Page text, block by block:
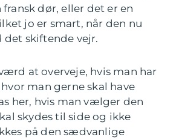
dør, eller det er en
jo er smart, når den nu
det skiftende vejr.
at overveje, hvis man har
man gerne skal have
her, hvis man vælger den
skydes til side og ikke
på den sædvanlige